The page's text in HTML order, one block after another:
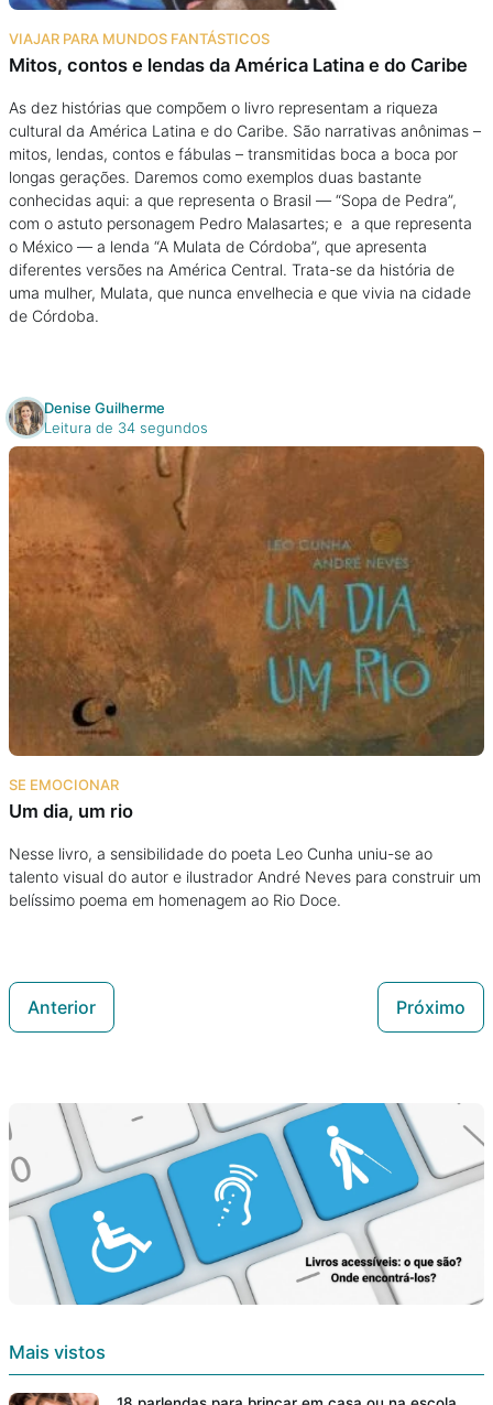
VIAJAR PARA MUNDOS FANTÁSTICOS
Mitos, contos e lendas da América Latina e do Caribe
As dez histórias que compõem o livro representam a riqueza
cultural da América Latina e do Caribe. São narrativas anônimas –
mitos, lendas, contos e fábulas – transmitidas boca a boca por
longas gerações. Daremos como exemplos duas bastante
conhecidas aqui: a que representa o Brasil — “Sopa de Pedra”,
com o astuto personagem Pedro Malasartes; e a que representa
o México — a lenda “A Mulata de Córdoba”, que apresenta
diferentes versões na América Central. Trata-se da história de
uma mulher, Mulata, que nunca envelhecia e que vivia na cidade
de Córdoba.
Denise Guilherme
Leitura de 34 segundos
SE EMOCIONAR
Um dia, um rio
Nesse livro, a sensibilidade do poeta Leo Cunha uniu-se ao
talento visual do autor e ilustrador André Neves para construir um
belíssimo poema em homenagem ao Rio Doce.
Anterior Próximo
Mais vistos